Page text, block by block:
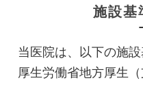
施設基
当医院は、以下の施
厚生労働省地方厚生